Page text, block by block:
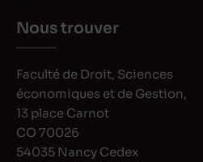
Nous trouver
Faculté de Droit, Sciences
économiques et de Gestion,
13 place Carnot
CO 70026
54035 Nancy Cedex